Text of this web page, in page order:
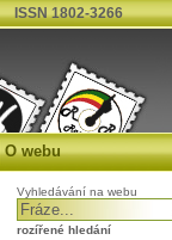
ISSN 1802-3266
O webu
Vyhledávání na webu
rozířené hledání